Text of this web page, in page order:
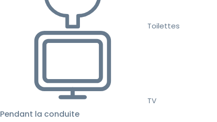
Toilettes
TV
Pendant la conduite